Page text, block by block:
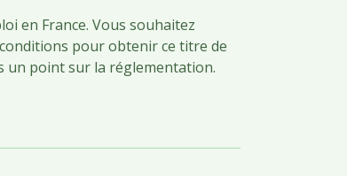
en France. Vous souhaitez
pour obtenir ce titre de
un point sur la réglementation.